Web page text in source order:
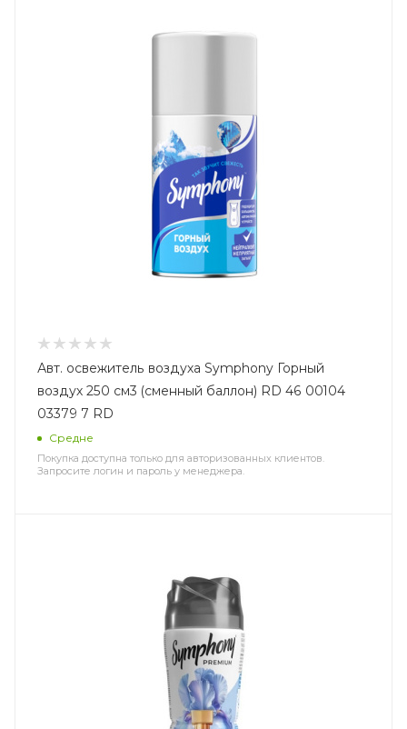
Авт. освежитель воздуха Symphony Горный
воздух 250 см3 (сменный баллон) RD 46 00104
03379 7 RD
Средне
Покупка доступна только для авторизованных клиентов.
Запросите логин и пароль у менеджера.